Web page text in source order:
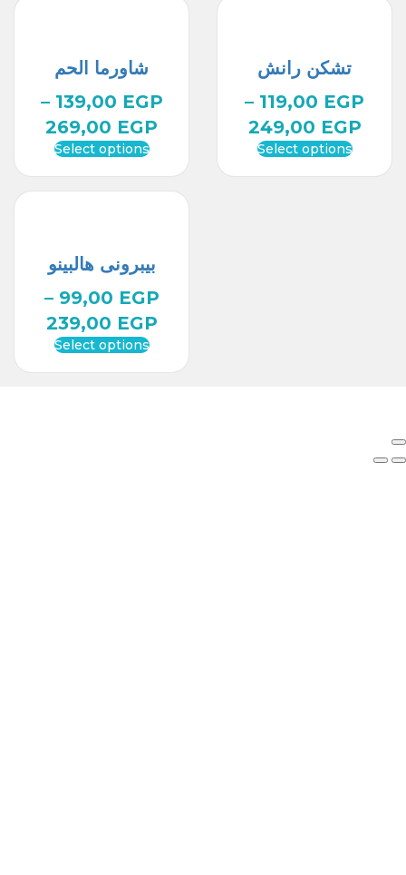
شاورما الحم
139,00 EGP
–
269,00 EGP
Select options
تشكن رانش
119,00 EGP
–
249,00 EGP
Select options
بيبرونى هالبينو
99,00 EGP
–
239,00 EGP
Select options